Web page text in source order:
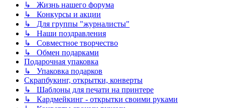
↳ Жизнь нашего форума
↳ Конкурсы и акции
↳ Для группы "журналисты"
↳ Наши поздравления
↳ Совместное творчество
↳ Обмен подарками
Подарочная упаковка
↳ Упаковка подарков
Скрапбукинг, открытки, конверты
↳ Шаблоны для печати на принтере
↳ Кардмейкинг - открытки своими руками